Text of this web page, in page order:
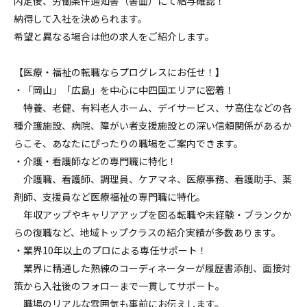
納得して入社を決められます。
希望と異なる場合は他の求人をご紹介します。
【医療・福祉の転職ならプログレスにお任せ！】
・「岡山」「広島」を中心に中四国エリアに密着！
特養、老健、有料老人ホーム、デイサービス、サ高住などの各
種介護施設、病院、障がい者支援施設との深い信頼関係があるか
らこそ、あなたにぴったりの職場をご案内できます。
・介護・看護師などの専門職に特化！
介護職、看護師、調理員、ケアマネ、医療事務、看護助手、薬
剤師、支援員など医療福祉の専門職に特化。
年収アップやキャリアアップを図る転職や未経験・ブランクか
らの復職など、地域トップクラスの紹介実績が多数あります。
・業界10年以上のプロによる専任サポート！
業界に精通した熟練のコーディネーターが履歴書添削、面接対
策から入社後のフォローまで一貫してサポート。
職場のリアルな雰囲気も事前にお伝えします。